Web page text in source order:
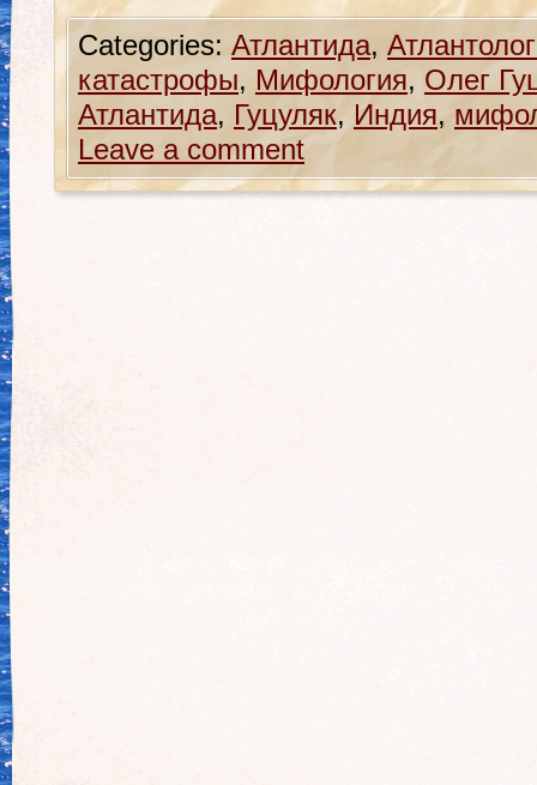
Categories: Атлантида,
катастрофы, Мифология, Олег
Атлантида, Гуцуляк, Индия,
Leave a comment